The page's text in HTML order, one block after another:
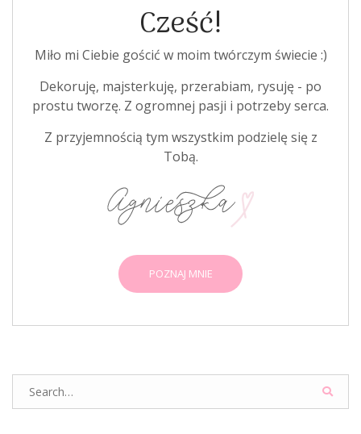
Cześć!
Miło mi Ciebie gościć w moim twórczym świecie :)
Dekoruję, majsterkuję, przerabiam, rysuję - po
prostu tworzę. Z ogromnej pasji i potrzeby serca.
Z przyjemnością tym wszystkim podzielę się z
Tobą.
POZNAJ MNIE